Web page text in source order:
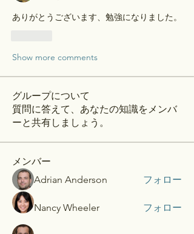
ありがとうございます、勉強になりました。
Show more comments
グループについて
質問に答えて、あなたの知識をメンバ
ーと共有しましょう。
メンバー
Adrian Anderson
フォロー
Nancy Wheeler フォロー